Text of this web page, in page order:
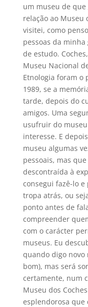
um museu de que
relação ao Museu
visitei, como
pessoas da
de estudo.
Museu Nacional
Etnologia foram o
1989, se a
tarde, depois do
amigos. Uma
usufruir do
interesse. E
museu algumas
pessoais, mas
descontraída à
consegui fazê-lo
tropa atrás, ou
ponto antes de
compreender
com o carácter
museus. Eu
quando digo novo
bom), mas será
certamente, num
Museu dos
esplendorosa que